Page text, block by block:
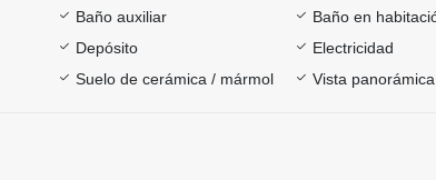
Baño auxiliar
Baño en
Depósito
Electricidad
Suelo de cerámica / mármol
Vista panorámica